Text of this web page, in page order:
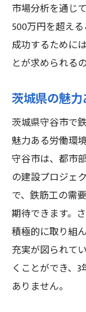
市場分析を通じ
500万円を超え
成功するために
とが求められるの
茨城県の魅
茨城県守谷市で
魅力ある労働環
守谷市は、都市
の建設プロジェ
で、鉄筋工の需
期待できます。
積極的に取り組
充実が図られて
くことができ、
ありません。